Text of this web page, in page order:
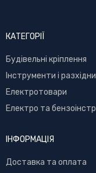
КАТЕГОРІЇ
Будівельні кріплення
Інструменти і
Електротовари
Електро та
ІНФОРМАЦІЯ
Доставка та оплата